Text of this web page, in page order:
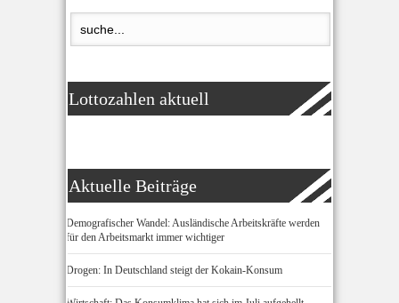
Lottozahlen aktuell
Aktuelle Beiträge
Demografischer Wandel: Ausländische Arbeitskräfte werden
für den Arbeitsmarkt immer wichtiger
Drogen: In Deutschland steigt der Kokain-Konsum